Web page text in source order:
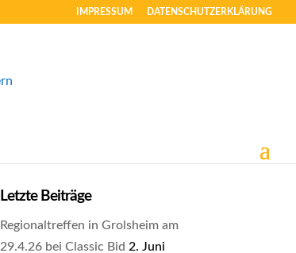
IMPRESSUM DATENSCHUTZERKLÄRUNG
Letzte Beiträge
Regionaltreffen in Grolsheim am
29.4.26 bei Classic Bid 2. Juni